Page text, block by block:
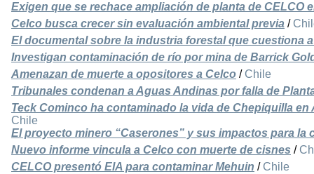
Exigen que se rechace ampliación de planta de CELCO
Celco busca crecer sin evaluación ambiental previa /
El documental sobre la industria forestal que cuestiona
Investigan contaminación de río por mina de Barrick
Amenazan de muerte a opositores a Celco / Chile
Tribunales condenan a Aguas Andinas por falla de
Teck Cominco ha contaminado la vida de Chepiquilla
Chile
El proyecto minero “Caserones” y sus impactos para la
Nuevo informe vincula a Celco con muerte de cisnes /
CELCO presentó EIA para contaminar Mehuin / Chile